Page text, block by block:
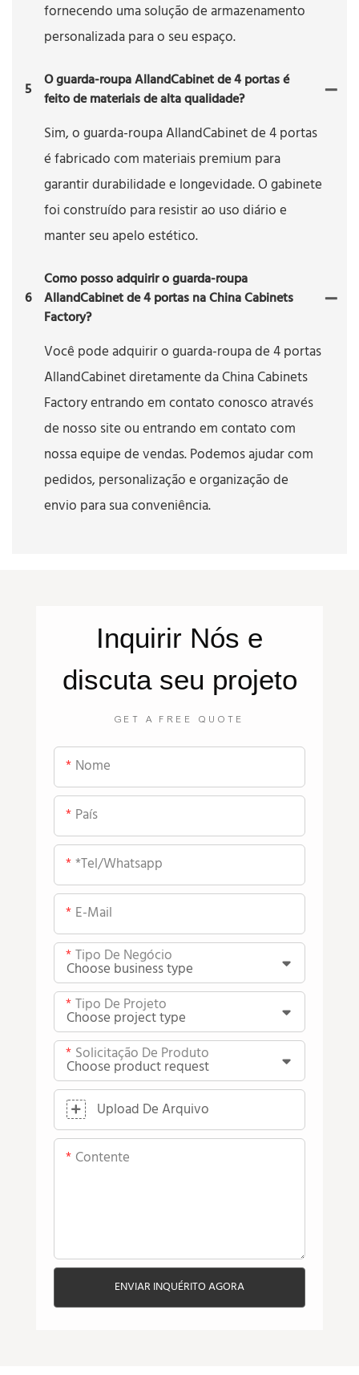
fornecendo uma solução de armazenamento
personalizada para o seu espaço.
5
O guarda-roupa AllandCabinet de 4 portas é
feito de materiais de alta qualidade?
Sim, o guarda-roupa AllandCabinet de 4 portas
é fabricado com materiais premium para
garantir durabilidade e longevidade. O gabinete
foi construído para resistir ao uso diário e
manter seu apelo estético.
6
Como posso adquirir o guarda-roupa
AllandCabinet de 4 portas na China Cabinets
Factory?
Você pode adquirir o guarda-roupa de 4 portas
AllandCabinet diretamente da China Cabinets
Factory entrando em contato conosco através
de nosso site ou entrando em contato com
nossa equipe de vendas. Podemos ajudar com
pedidos, personalização e organização de
envio para sua conveniência.
Inquirir Nós e
discuta seu projeto
GET A FREE QUOTE
Nome
País
*tel/whatsapp
E-Mail
Tipo De Negócio
Tipo De Projeto
Solicitação De Produto
Upload De Arquivo
Contente
ENVIAR INQUÉRITO AGORA